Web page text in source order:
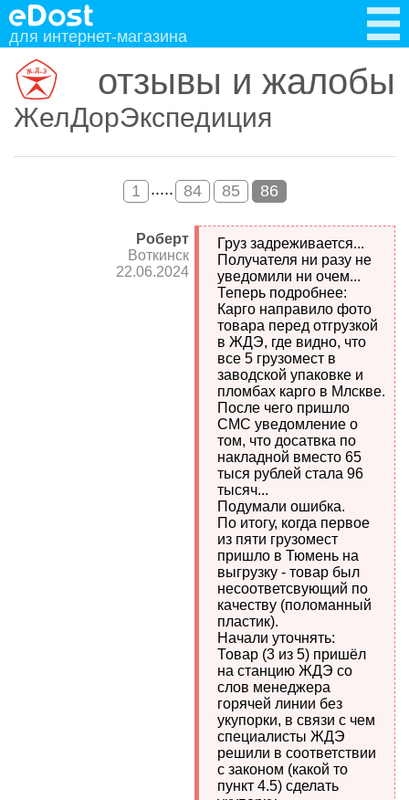
для интернет-магазина
отзывы и жалобы
ЖелДорЭкспедиция
1 ..... 84 85 86
Роберт
Воткинск
22.06.2024
Груз задреживается...
Получателя ни разу не
уведомили ни очем...
Теперь подробнее:
Карго направило фото
товара перед отгрузкой
в ЖДЭ, где видно, что
все 5 грузомест в
заводской упаковке и
пломбах карго в Млскве.
После чего пришло
СМС уведомление о
том, что досатвка по
накладной вместо 65
тыся рублей стала 96
тысяч...
Подумали ошибка.
По итогу, когда первое
из пяти грузомест
пришло в Тюмень на
выгрузку - товар был
несоответсвующий по
качеству (поломанный
пластик).
Начали уточнять:
Товар (3 из 5) пришёл
на станцию ЖДЭ со
слов менеджера
горячей линии без
укупорки, в связи с чем
специалисты ЖДЭ
решили в соответствии
с законом (какой то
пункт 4.5) сделать